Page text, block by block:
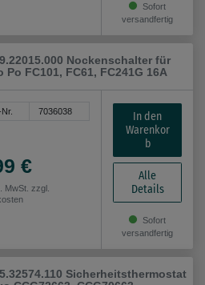
Sofort
versandfertig
Nockenschalter für
Po FC101, FC61, FC241G 16A
7036038
€
MwSt. zzgl.
In den
Warenkor
b
Alle
Details
Sofort
versandfertig
Sicherheitsthermostat